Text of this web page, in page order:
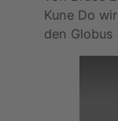
Kune Do
den